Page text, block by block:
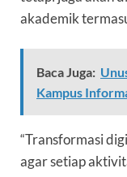
akademik
Baca Juga:
Kampus
“Transformasi
agar setiap